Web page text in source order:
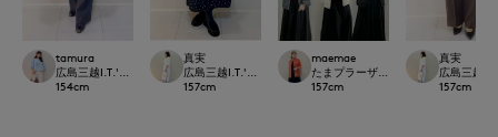
tamura
広島三越I.T.'S.international
154cm
真実
広島三越I.T.'S.international
157cm
maemae
たまプラーザ東急I.T.'S.international
157cm
真実
広島三越
157cm